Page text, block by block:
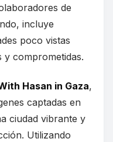
de
incluye
poco vistas
y comprometidas.
Hasan in Gaza,
captadas en
ciudad vibrante y
Utilizando